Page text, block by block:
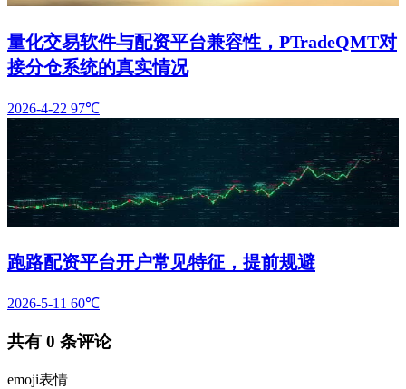
量化交易软件与配资平台兼容性，PTradeQMT对
接分仓系统的真实情况
2026-4-22 97℃
跑路配资平台开户常见特征，提前规避
2026-5-11 60℃
共有 0 条评论
emoji表情